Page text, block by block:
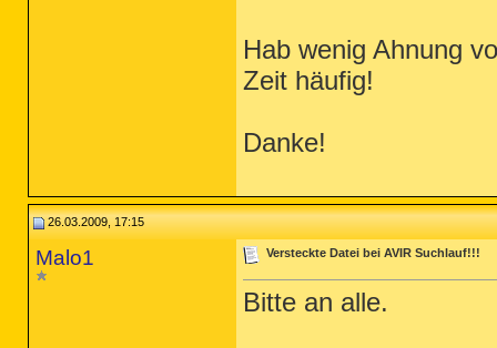
Hab wenig Ahnung
Zeit häufig!
Danke!
26.03.2009, 17:15
Malo1 Versteckte Datei bei AVIR Suchlauf!!!
Bitte an alle.